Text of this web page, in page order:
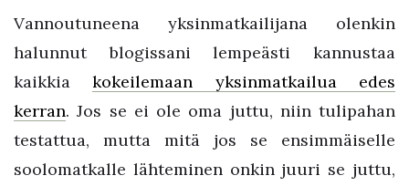
Vannoutuneena yksinmatkailijana olenkin
halunnut blogissani lempeästi kannustaa
kaikkiakokeilemaan yksinmatkailua edes
kerran. Jos se ei ole oma juttu, niin tulipahan
testattua, mutta mitä jos se ensimmäiselle
soolomatkalle lähteminen onkin juuri se juttu,